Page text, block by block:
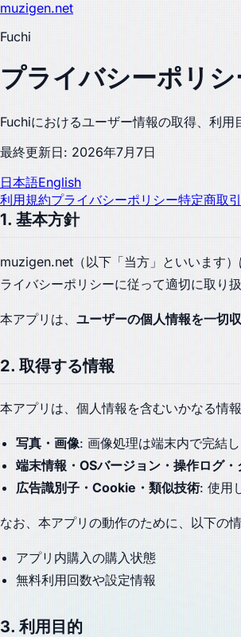
muzigen.net
Fuchi
プライバシーポリシ
Fuchiにおけるユーザー情報の取得、利用
最終更新日: 2026年7月7日
日本語English
利用規約プライバシーポリシー特定商取
1. 基本方針
muzigen.net（以下「当方」といいます
ライバシーポリシーに従って適切に取り扱
本アプリは、 ユーザーの個人情報を一切
2. 取得する情報
本アプリは、個人情報を含むいかなる情
写真・画像: 画像処理は端末内で完結
端末情報・OSバージョン・操作ログ
広告識別子・Cookie・類似技術: 使用
なお、本アプリの動作のために、以下の
アプリ内購入の購入状態
無料利用回数や設定情報
3. 利用目的